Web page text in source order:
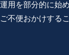
運用を部分的に始
ご不便おかけする